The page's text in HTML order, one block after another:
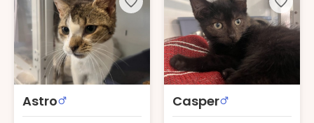
Astro Casper